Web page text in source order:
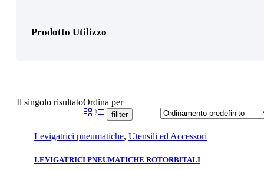
Prodotto Utilizzo
Il singolo risultatoOrdina per
fillter
Levigatrici pneumatiche, Utensili ed Accessori
LEVIGATRICI PNEUMATICHE ROTORBITALI